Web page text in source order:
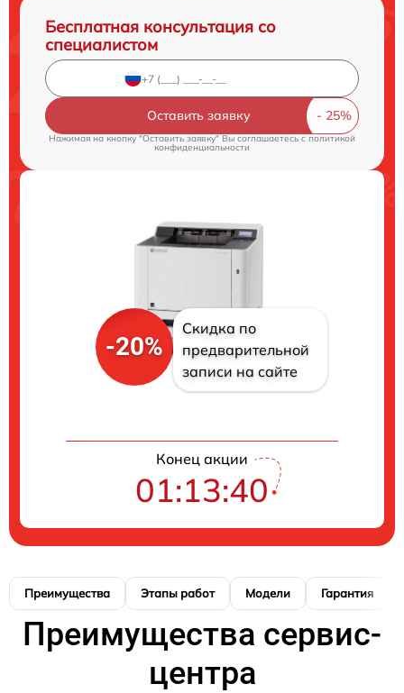
Бесплатная консультация со
специалистом
Оставить заявку
Нажимая на кнопку "Оставить заявку" Вы соглашаетесь c политикой
конфиденциальности
-20%
Скидка по
предварительной
записи на сайте
Конец акции
01:13:39
Преимущества Этапы работ Модели Гарантия
Преимущества сервис-
центра